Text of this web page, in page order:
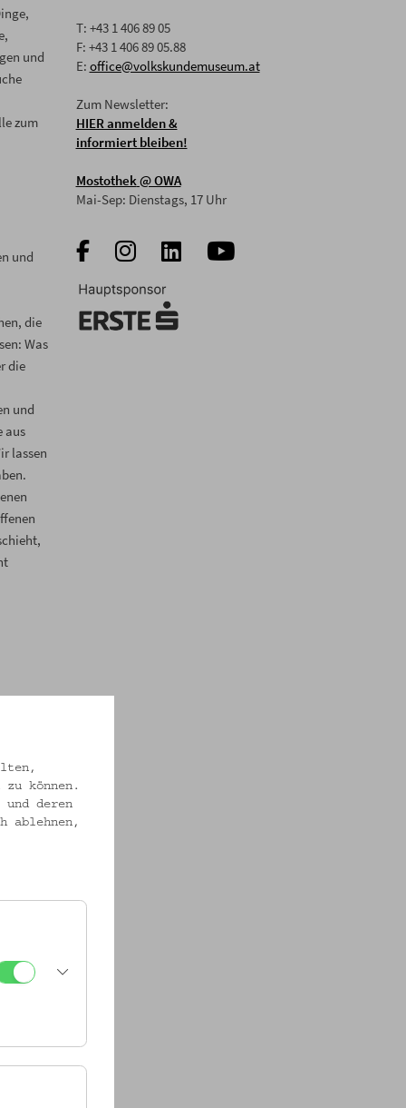
und
zum
und
die
Was
die
und
aus
lassen
Union
die
T: +43 1 406 89 05
F: +43 1 406 89 05.88
E: office@volkskundemuseum.at
Zum Newsletter:
HIER anmelden &
informiert bleiben!
Mostothek@ OWA
Mai-Sep: Dienstags, 17 Uhr
können.
deren
ablehnen,